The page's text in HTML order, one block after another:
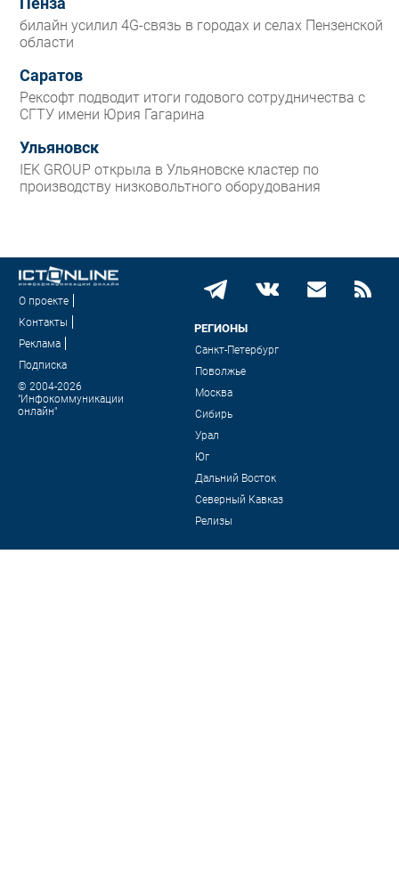
Пенза
билайн усилил 4G-связь в городах и селах Пензенской
области
Саратов
Рексофт подводит итоги годового сотрудничества с
СГТУ имени Юрия Гагарина
Ульяновск
IEK GROUP открыла в Ульяновске кластер по
производству низковольтного оборудования
О проекте
Контакты
Реклама
Подписка
© 2004-2026
"Инфокоммуникации
онлайн"
РЕГИОНЫ
Санкт-Петербург
Поволжье
Москва
Сибирь
Урал
Юг
Дальний Восток
Северный Кавказ
Релизы